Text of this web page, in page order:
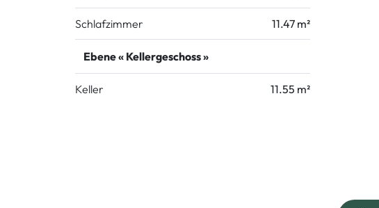
Schlafzimmer 11.47 m²
Ebene « Kellergeschoss »
Keller 11.55 m²